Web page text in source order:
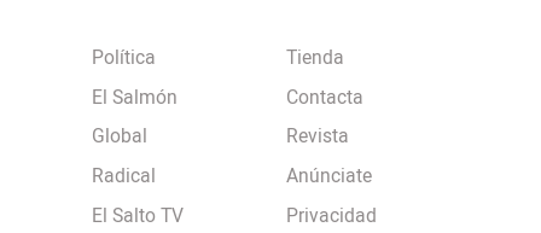
Política
El Salmón
Global
Radical
El Salto TV
Tienda
Contacta
Revista
Anúnciate
Privacidad